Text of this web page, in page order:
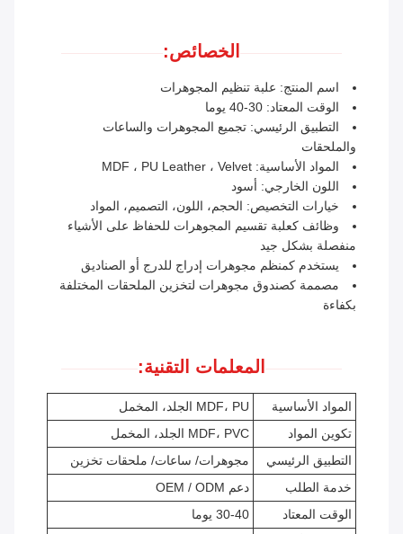
الخصائص:
اسم المنتج: علبة تنظيم المجوهرات
الوقت المعتاد: 30-40 يوما
التطبيق الرئيسي: تجميع المجوهرات والساعات
والملحقات
المواد الأساسية: MDF ، PU Leather ، Velvet
اللون الخارجي: أسود
خيارات التخصيص: الحجم، اللون، التصميم، المواد
وظائف كعلبة تقسيم المجوهرات للحفاظ على الأشياء
منفصلة بشكل جيد
يستخدم كمنظم مجوهرات إدراج للدرج أو الصناديق
مصممة كصندوق مجوهرات لتخزين الملحقات المختلفة
بكفاءة
المعلمات التقنية:
المواد الأساسية
MDF، PU الجلد، المخمل
تكوين المواد
MDF، PVC الجلد، المخمل
التطبيق الرئيسي
مجوهرات/ ساعات/ ملحقات تخزين
خدمة الطلب
دعم OEM / ODM
الوقت المعتاد
30-40 يوما